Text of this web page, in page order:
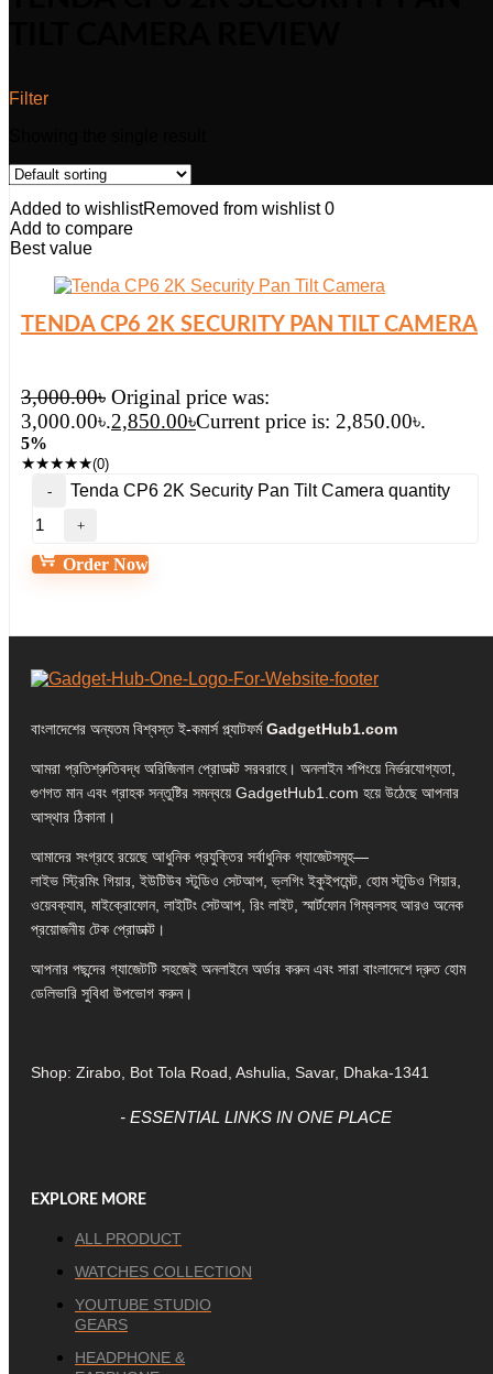
Filter
Added to wishlistRemoved from wishlist 0
Add to compare
Best value
TENDA CP6 2K SECURITY PAN TILT CAMERA
3,000.00৳ Original price was:
3,000.00৳.2,850.00৳Current price is: 2,850.00৳.
5%
★★★★★(0)
Tenda CP6 2K Security Pan Tilt Camera quantity
Order Now
বাংলাদেশের অন্যতম বিশ্বস্ত ই-কমার্স প্ল্যাটফর্মGadgetHub1.com
আমরা প্রতিশ্রুতিবদ্ধ অরিজিনাল প্রোডাক্ট সরবরাহে। অনলাইন শপিংয়ে নির্ভরযোগ্যতা,
গুণগত মান এবং গ্রাহক সন্তুষ্টির সমন্বয়ে GadgetHub1.com হয়ে উঠেছে আপনার
আস্থার ঠিকানা।
আমাদের সংগ্রহে রয়েছে আধুনিক প্রযুক্তির সর্বাধুনিক গ্যাজেটসমূহ—
লাইভ স্ট্রিমিং গিয়ার, ইউটিউব স্টুডিও সেটআপ, ভ্লগিং ইকুইপমেন্ট, হোম স্টুডিও গিয়ার,
ওয়েবক্যাম, মাইক্রোফোন, লাইটিং সেটআপ, রিং লাইট, স্মার্টফোন গিম্বলসহ আরও অনেক
প্রয়োজনীয় টেক প্রোডাক্ট।
আপনার পছন্দের গ্যাজেটটি সহজেই অনলাইনে অর্ডার করুন এবং সারা বাংলাদেশে দ্রুত হোম
ডেলিভারি সুবিধা উপভোগ করুন।
Shop: Zirabo, Bot Tola Road, Ashulia, Savar, Dhaka-1341
- ESSENTIAL LINKS IN ONE PLACE
EXPLORE MORE
ALL PRODUCT
WATCHES COLLECTION
YOUTUBE STUDIO
GEARS
HEADPHONE &